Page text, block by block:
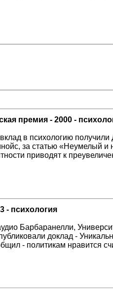
премия - 2000 -
в психологию получили
за статью «Неумелый и
приводят к
- психология
Барбаранелли,
доклад -
- политикам нравится